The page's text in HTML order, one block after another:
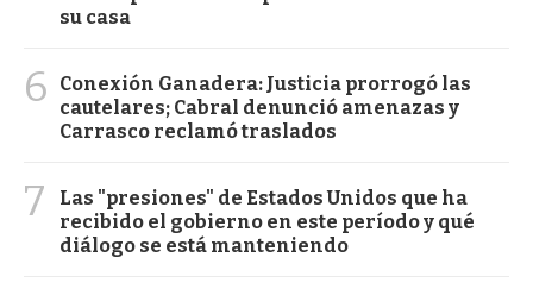
su casa
6
Conexión Ganadera: Justicia prorrogó las
cautelares; Cabral denunció amenazas y
Carrasco reclamó traslados
7
Las "presiones" de Estados Unidos que ha
recibido el gobierno en este período y qué
diálogo se está manteniendo